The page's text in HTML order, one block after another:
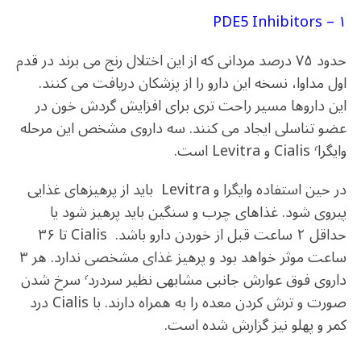
۱ – PDE5 Inhibitors
حدود ۷۵ درصد مردانی که از این اختلال رنج می برند در قدم
اول مداوا، نسخه این دارو را از پزشکان دریافت می کنند.
این داروها مسیر راحت تری برای افزایش گردش خون در
عضو تناسلی ایجاد می کنند. سه داروی مشخص این مرحله
وایگرا٬ Cialis و Levitra است.
در حین استفاده وایگرا و Levitra باید از پرهیزهای غذایی
پیروی شود. غذاهای چرب و سنگین باید پرهیز شود یا
حداقل ۲ ساعت قبل از خوردن دارو باشد. Cialis تا ۳۶
ساعت موثر خواهد بود و پرهیز غذای مشخصی ندارد. هر ۳
داروی فوق عوارش جانبی مشابهی نظیر سردرد٬ سرخ شدن
صورت و ترش کردن معده را به همراه دارند. با Cialis درد
کمر و پهلو نیز گزارش شده است.